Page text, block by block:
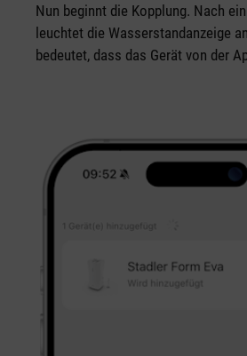
Nun beginnt die Kopplung. Nach
leuchtet die Wasserstandanzeige
bedeutet, dass das Gerät von der